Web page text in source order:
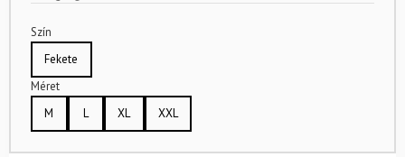
Szín
Fekete
Méret
M
L XL XXL